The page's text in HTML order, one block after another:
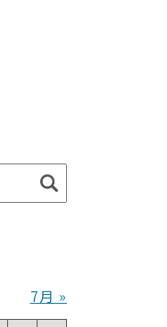
7月 »